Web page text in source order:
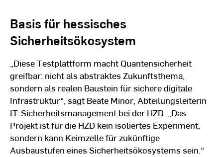
Basis für hessisches
Sicherheitsökosystem
„Diese Testplattform macht Quantensicherheit
greifbar: nicht als abstraktes Zukunftsthema,
sondern als realen Baustein für sichere digitale
Infrastruktur“, sagt Beate Minor, Abteilungsleiterin
IT-Sicherheitsmanagement bei der HZD. „Das
Projekt ist für die HZD kein isoliertes Experiment,
sondern kann Keimzelle für zukünftige
Ausbaustufen eines Sicherheitsökosystems sein.“